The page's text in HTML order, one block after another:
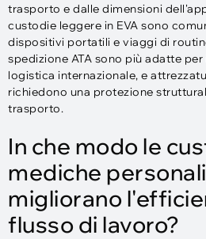
trasporto e dalle dimensioni
custodie leggere in EVA sono
dispositivi portatili e viaggi di
spedizione ATA sono più adatte
logistica internazionale, e
richiedono una protezione
trasporto.
In che modo le
mediche
migliorano
flusso di lavoro?